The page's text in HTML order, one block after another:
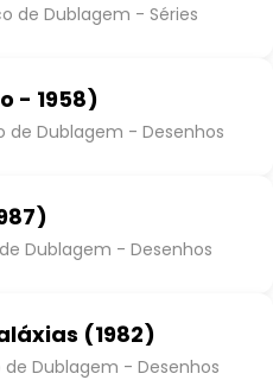
de Dublagem - Séries
- 1958)
de Dublagem - Desenhos
de Dublagem - Desenhos
(1982)
de Dublagem - Desenhos